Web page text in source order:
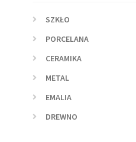
SZKŁO
PORCELANA
CERAMIKA
METAL
EMALIA
DREWNO